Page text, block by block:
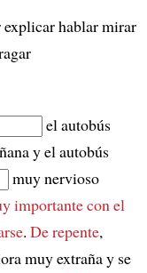
explicar hablar mirar
el autobús
y el autobús
muy nervioso
importante con el
. De repente,
muy extraña y se